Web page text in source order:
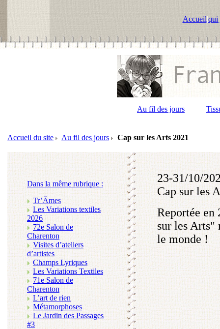
Accueil|qui
Au fil des jours
Accueil du site Au fil des jours Cap sur les Arts 2021
Dans la même rubrique :
Tr’Âmes
Les Variations textiles
2026
72e Salon de
Charenton
Visites d’ateliers
d’artistes
Champs Lyriques
Les Variations Textiles
71e Salon de
Charenton
L’art de rien
Métamorphoses
Le Jardin des Passages
#3
23-31/10/
Cap sur les
Reportée en
sur les Arts"
le monde !